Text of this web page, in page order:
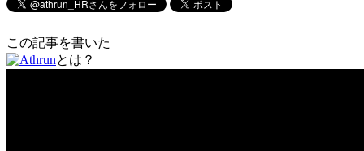
この記事を書いた
とは？